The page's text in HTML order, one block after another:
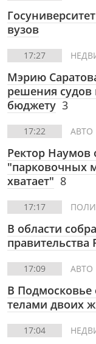
вузов
17:27
Мэрию
решения судов
бюджету 3
17:22 АВТО
Ректор Наумов
"парковочных
хватает" 8
17:17
В области
правительства
17:09 АВТО
В
телами двоих
17:04